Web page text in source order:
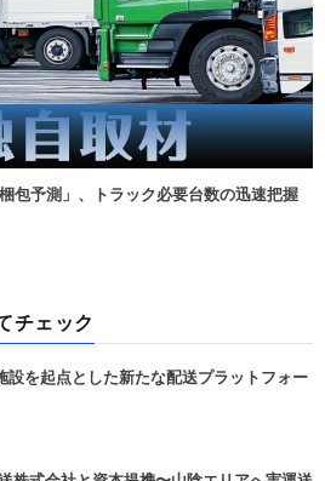
包予測」、トラック必要台数の迅速把握
チェック
を起点とした新たな配送プラットフォー